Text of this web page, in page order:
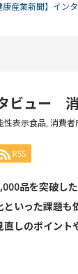
康産業新聞】イ
ビュー
性表示食品, 消費者
RSS
品を突破し
いった課題
しのポイント